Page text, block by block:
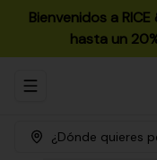
Bienvenidos a
hasta un
Abrir menu de
¿Dónde quieres